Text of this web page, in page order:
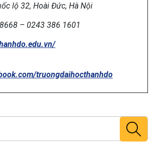
lộ 32, Hoài Đức, Hà Nội
– 0243 386 1601
truongdaihocthanhdo